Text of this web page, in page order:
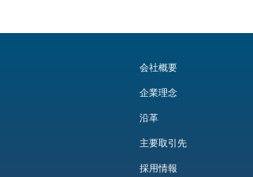
会社概要
企業理念
沿革
主要取引先
採用情報